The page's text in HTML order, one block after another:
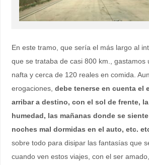
En este tramo, que sería el más largo al
que se trataba de casi 800 km., gastamos
nafta y cerca de 120 reales en comida.
erogaciones, debe tenerse en cuenta el
arribar a destino, con el sol de frente,
humedad, las mañanas donde se
noches mal dormidas en el auto, etc.
sobre todo para disipar las fantasías que
cuando ven estos viajes, con el ser